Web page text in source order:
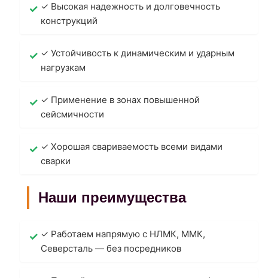
✓ Высокая надежность и долговечность
конструкций
✓ Устойчивость к динамическим и ударным
нагрузкам
✓ Применение в зонах повышенной
сейсмичности
✓ Хорошая свариваемость всеми видами
сварки
Наши преимущества
✓ Работаем напрямую с НЛМК, ММК,
Северсталь — без посредников